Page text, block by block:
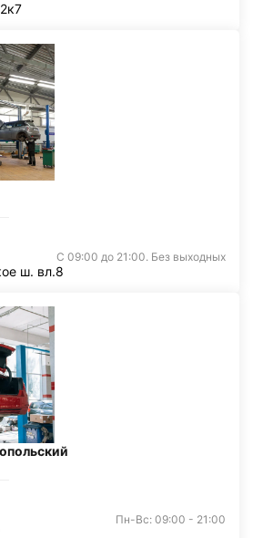
С 09:00 до 21:00. Без выходных
ш. вл.8
Пн-Вс: 09:00 - 21:00